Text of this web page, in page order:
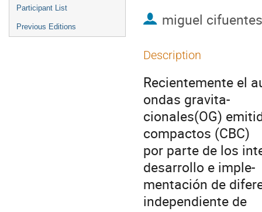
Participant List
Previous Editions miguel cifuentes
Description
Recientemente el
ondas gravita-
cionales(OG)
compactos (CBC)
por parte de los
desarrollo e imple-
mentación de
independiente de